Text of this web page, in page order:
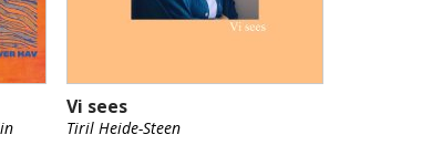
Vi sees
Tiril Heide-Steen